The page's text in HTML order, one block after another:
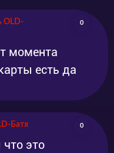
OLD-
0
момента
есть да
Батя 0
это